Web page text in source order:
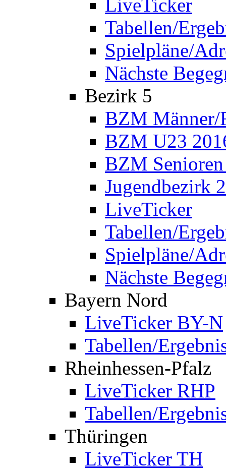
LiveTicker
Tabellen/
Spielpläne/
Nächste
Bezirk 5
BZM Männer/
BZM U23
BZM
Jugendbezirk
LiveTicker
Tabellen/
Spielpläne/
Nächste
Bayern Nord
LiveTicker BY-N
Tabellen/
Rheinhessen-Pfalz
LiveTicker RHP
Tabellen/
Thüringen
LiveTicker TH